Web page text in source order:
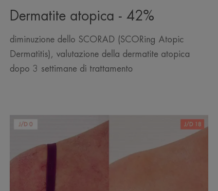
Dermatite atopica - 42%
diminuzione dello SCORAD (SCORing Atopic
Dermatitis), valutazione della dermatite atopica
dopo 3 settimane di trattamento